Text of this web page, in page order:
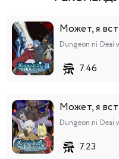
Может, я
7.46
Может, я
7.23